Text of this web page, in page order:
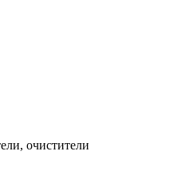
очистители